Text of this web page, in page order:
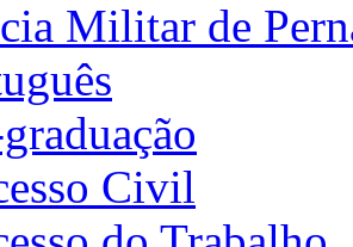
Militar de
Civil